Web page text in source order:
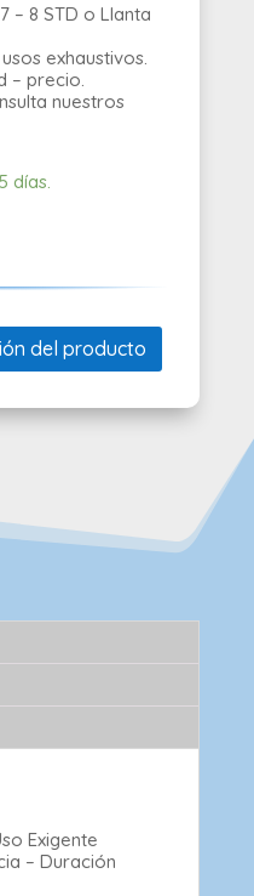
– 8 STD o Llanta
exhaustivos.
– precio.
nuestros
días.
del producto
Exigente
– Duración